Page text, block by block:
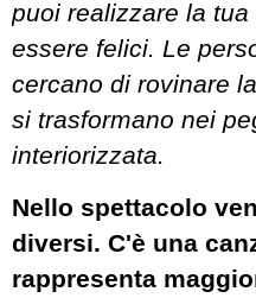
puoi realizzare la
essere felici. Le
cercano di rovinare
si trasformano nei
interiorizzata.
Nello spettacolo
diversi. C'è una
rappresenta